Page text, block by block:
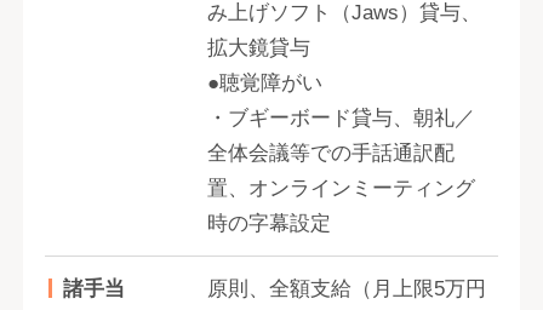
み上げソフト（Jaws）貸与、
拡大鏡貸与
●聴覚障がい
・ブギーボード貸与、朝礼／
全体会議等での手話通訳配
置、オンラインミーティング
時の字幕設定
諸手当
原則、全額支給（月上限5万円